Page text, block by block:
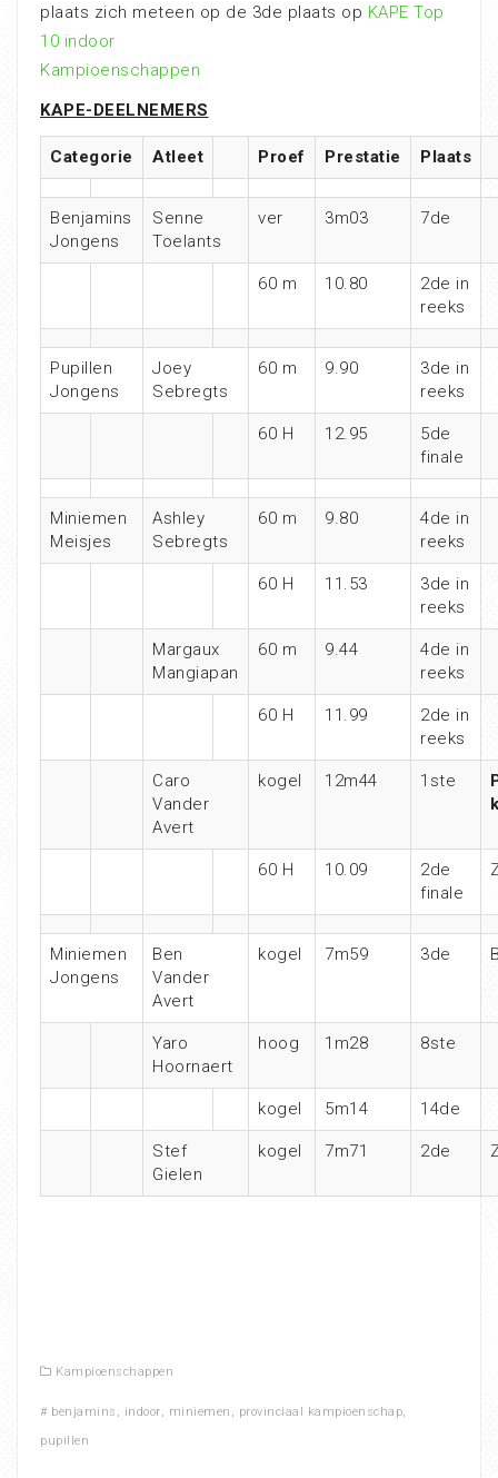
plaats zich meteen op de 3de plaats op KAPE Top
10 indoor
Kampioenschappen
KAPE-DEELNEMERS
Categorie Atleet Proef Prestatie Plaats
Benjamins
Jongens
Senne
Toelants
ver 3m03 7de
60 m 10.80
2de in
reeks
Pupillen
Jongens
Joey
Sebregts
60 m 9.90
3de in
reeks
60 H 12.95
5de
finale
Miniemen
Meisjes
Ashley
Sebregts
60 m 9.80
4de in
reeks
60 H 11.53
3de in
reeks
Margaux
Mangiapan
60 m 9.44
4de in
reeks
60 H 11.99
2de in
reeks
Caro
Vander
Avert
kogel 12m44 1ste
60 H 10.09
2de
finale
Miniemen
Jongens
Ben
Vander
Avert
kogel 7m59 3de
Yaro
Hoornaert
hoog 1m28 8ste
kogel 5m14 14de
Stef
Gielen
kogel 7m71 2de
Kampioenschappen
# benjamins , indoor, miniemen , provinciaal kampioenschap,
pupillen